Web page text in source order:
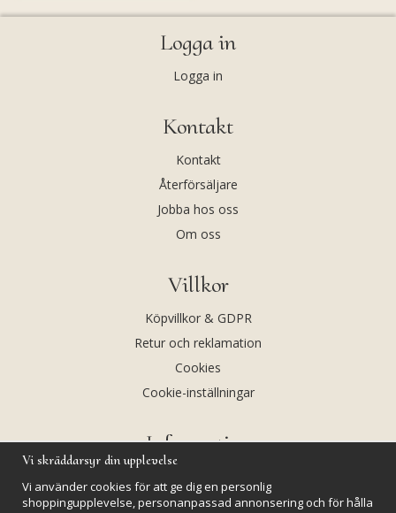
Logga in
Logga in
Kontakt
Kontakt
Återförsäljare
Jobba hos oss
Om oss
Villkor
Köpvillkor & GDPR
Retur och reklamation
Cookies
Cookie-inställningar
Information
Kalendarium
Vi skräddarsyr din upplevelse
Vi använder cookies för att ge dig en personlig
shoppingupplevelse, personanpassad annonsering och för hålla